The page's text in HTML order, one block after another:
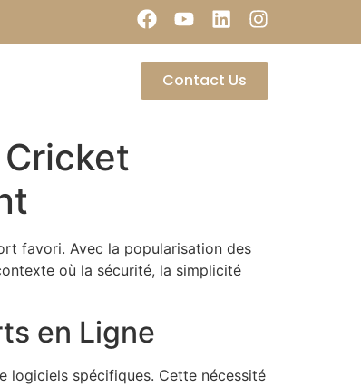
Contact Us
favori. Avec la popularisation des
où la sécurité, la simplicité
en Ligne
logiciels spécifiques. Cette nécessité